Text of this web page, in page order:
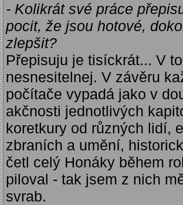
- Kolikrát své práce
pocit, že jsou hotové,
zlepšit?
Přepisuju je tisíckrát... V
nesnesitelnej. V závěru
počítače vypadá jako v
akčnosti jednotlivých
koretkury od různých lidí,
zbraních a umění,
četl celý Honáky během
piloval - tak jsem z nich
svrab.